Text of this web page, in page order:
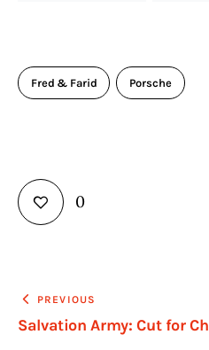
Fred & Farid Porsche
0
Navigazione
articoli
PREVIOUS
Salvation Army: Cut for